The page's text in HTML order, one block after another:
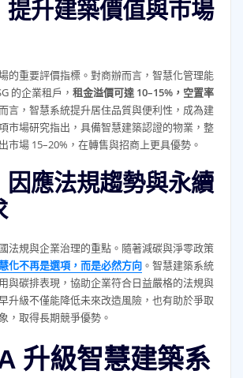
提升建築價值與市場
的重要評價指標。對商辦而言，智慧化管理能
的企業租戶， 租金溢價可達 10–15%，空置率
言，智慧系統提升居住品質與便利性，成為建
市場研究指出，具備智慧建築認證的物業，整
市場 15–20%，在轉售與招商上更具優勢。
因應法規趨勢與永續
法規與企業治理的重點。隨著減碳與淨零政策
化不再是選項，而是必然方向。智慧建築系統
與碳排表現，協助企業符合日益嚴格的法規與
升級不僅能降低未來改造風險，也有助於爭取
，取得長期競爭優勢。
升級智慧建築系